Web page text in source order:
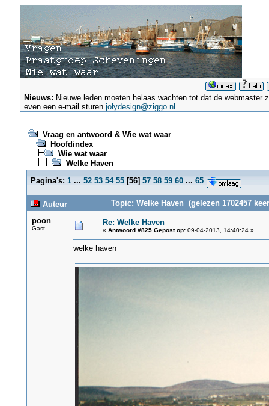
Nieuws: Nieuwe leden moeten helaas wachten tot dat de
even een e-mail sturenjolydesign@ziggo.nl .
Vraag en antwoord & Wie wat waar
Hoofdindex
Wie wat waar
Welke Haven
Pagina's: 1 ... 52 53 54 55[56] 57 58 59 60 ... 65
Auteur
Topic: Welke Haven (gelezen 1702457
poon
Gast
Re: Welke Haven
« Antwoord #825 Gepost op:09-04-2013, 14:40:24 »
welke haven